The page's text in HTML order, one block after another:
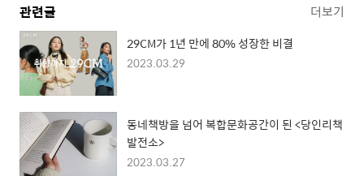
관련글 더보기
29CM가 1년 만에 80% 성장한 비결
2023.03.29
동네책방을 넘어 복합문화공간이 된 <당인리책
발전소>
2023.03.27